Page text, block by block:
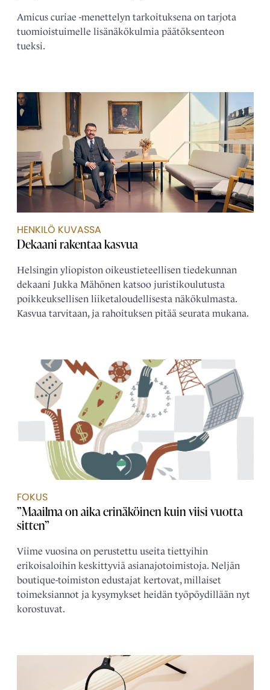
Amicus curiae -menettelyn tarkoituksena on tarjota
tuomioistuimelle lisänäkökulmia päätöksenteon
tueksi.
HENKILÖ KUVASSA
Dekaani rakentaa kasvua
Helsingin yliopiston oikeustieteellisen tiedekunnan
dekaani Jukka Mähönen katsoo juristikoulutusta
poikkeuksellisen liiketaloudellisesta näkökulmasta.
Kasvua tarvitaan, ja rahoituksen pitää seurata mukana.
FOKUS
”Maailma on aika erinäköinen kuin viisi vuotta
sitten”
Viime vuosina on perustettu useita tiettyihin
erikoisaloihin keskittyviä asianajotoimistoja. Neljän
boutique-toimiston edustajat kertovat, millaiset
toimeksiannot ja kysymykset heidän työpöydillään nyt
korostuvat.